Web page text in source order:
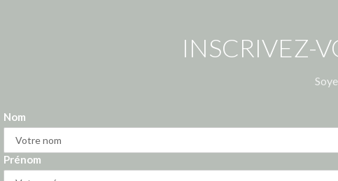
INSCRIVEZ-
Nom
Prénom